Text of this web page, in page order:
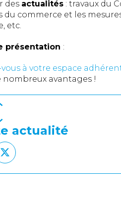
des actualités : travaux du
du commerce et les
etc.
présentation :
à votre espace
nombreux avantages !
actualité